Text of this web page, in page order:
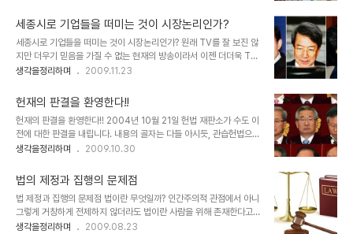
는 거죠. 그런데, 국회 탄핵..
독이 도를 넘는다는 발언에 대해 말들이 많은 건 이와 맥락을 같이하기
때문일 겁니다. 내가 했던 건 기억하지 못하는 게 정상은 아닙니다. 대
통령으로써는 더더욱 그렇다고 생각합니다. 자신들 스스로 대통령에
대한 목욕의 기준을 제시했던 환생경제를 기억하지 못하는 걸까요? 닭
을 빗댄 별명은 진실? 그래서 당명도 새가 누린다는 뜻?? ▲ 광주비엔
서 이를 두고 "대통령의 권한은 부모..
세종시로 기업들을 떠미는 것이 시장논리인가?
세종시로 기업들을 떠미는 것이 시장논리인가? 원래 TV를 잘 보진 않
지만 더우기 믿음을 가질 수 없는 현재의 방송이라서 이젠 더더욱 TV
와 멀어지는 느낌입니다. 하지만, 어쩔 수 없이 들려오는 얘기라던가
가중되는 느낌입니다. 언제고 그 원칙이란 것을 지켰던 인물들이 아니
었음에도... 최소한의 양심이라면... 자신들이 내세웠던 논리는 짜 맞추
어야 하지 않나 싶은데...이마저도 너무 큰 바램이었을까요? 비즈니스
프렌들리?... 말 할 것이 한둘이 아니지만, 이것 한가지는 꼬집고 넘어
가야겠다는 생각이 들었습니다. 세종시 문제로 여야의 대립이 어쩌구
전면 백지화 하겠다는 정부의..
생각을정리하며 2009.11.23
헌재의 판결을 환영한다!!
헌재의 판결을 환영한다!! 2004년 10월 21일 헌법 재판소가 수도 이
전에 대한 판결을 내립니다. 내용의 골자는 다들 아시듯, 관습헌법으로
써 서울은 불문률의 수도라는 논리로 수도 이전을 하면 안된다는 판결
같이 논리는 같지만 반대 -약간은 애매한- 의 결정을 한 사안들도 있
습니다. 그러니까... "뭐뭐 지만, 머머는 아니다" 식의... 어제(2009년
10월 29일) 방송법 및 신문법에 대한 헌법 재판소의 판결이 있었습니
다. 변함없는 형식의 판결... 이에 대하여 많은 사람들의 의견들이 있고
다양한 풍자가 이어지고 있습니다. 그런데, 역설적이지만 저는 헌법 재
생각을정리하며 2009.10.30
법의 제정과 집행의 문제점
법 제정과 집행의 문제점 법이란 무엇일까? 인간주의적 관점에서 아니
그렇게 거창하게 전제하지 않더라도 법이란 사람을 위해 존재한다고
볼 때 과연 지금 우리나라의 법은 우리 국민들에게 어떤 의미일까요?
생각을정리하며 2009.08.23